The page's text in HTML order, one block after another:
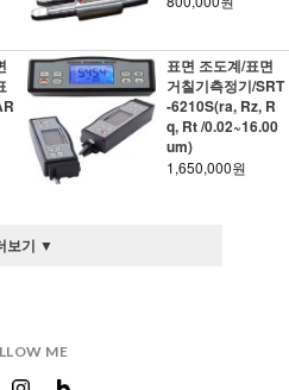
표면 조도계/표면
거칠기측정기/SRT
-6210S(ra, Rz, R
q, Rt /0.02~16.00
um)
1,650,000원
보기 ▼
ME